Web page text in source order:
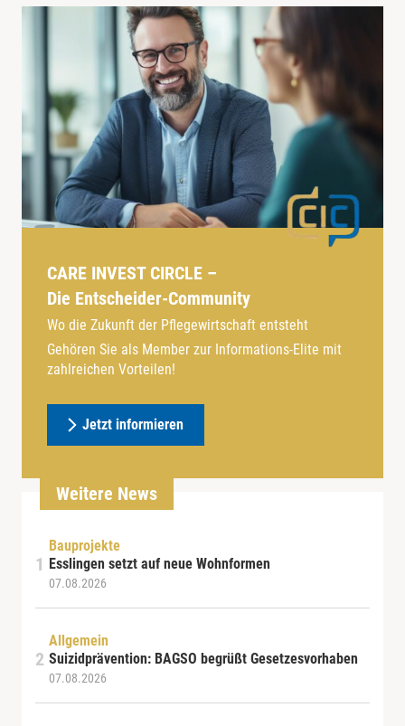
CARE INVEST CIRCLE –
Die Entscheider-Community
Wo die Zukunft der Pflegewirtschaft entsteht
Gehören Sie als Member zur Informations-Elite mit
zahlreichen Vorteilen!
Jetzt informieren
Weitere News
Bauprojekte
Esslingen setzt auf neue Wohnformen
07.08.2026
Allgemein
Suizidprävention: BAGSO begrüßt Gesetzesvorhaben
07.08.2026